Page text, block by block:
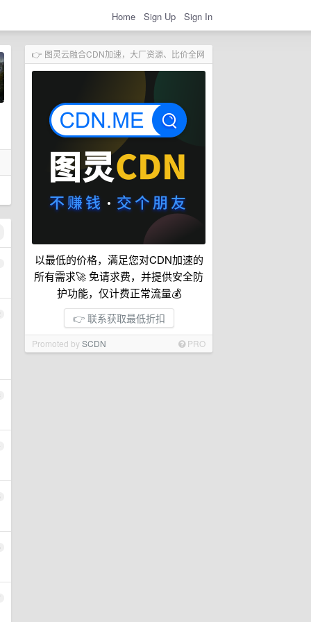
Home Sign Up Sign In
👉 图灵云融合CDN加速，大厂资源、比价全网
以最低的价格，满足您对CDN加速的
所有需求🚀 免请求费，并提供安全防
护功能，仅计费正常流量💰
👉 联系获取最低折扣
Promoted bySCDN PRO